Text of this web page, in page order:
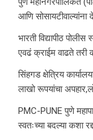
आणि
भारती विद्यापीठ पोलीस
एवढं क्राईम वाढते
सिंहगड क्षेत्रिय
लाखो रूपयांचा
PMC-PUNE पुणे
स्वतःच्या बदल्या कशा